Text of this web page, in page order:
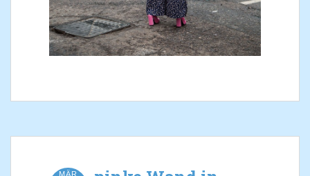
MÄR